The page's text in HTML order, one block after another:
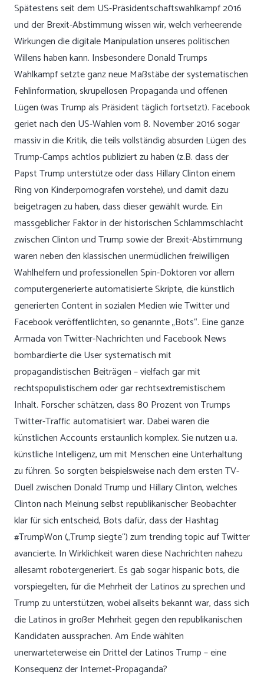
Spätestens seit dem US-Präsidentschaftswahlkampf 2016
und der Brexit-Abstimmung wissen wir, welch verheerende
Wirkungen die digitale Manipulation unseres politischen
Willens haben kann. Insbesondere Donald Trumps
Wahlkampf setzte ganz neue Maßstäbe der systematischen
Fehlinformation, skrupellosen Propaganda und offenen
Lügen (was Trump als Präsident täglich fortsetzt). Facebook
geriet nach den US-Wahlen vom 8. November 2016 sogar
massiv in die Kritik, die teils vollständig absurden Lügen des
Trump-Camps achtlos publiziert zu haben (z.B. dass der
Papst Trump unterstütze oder dass Hillary Clinton einem
Ring von Kinderpornografen vorstehe), und damit dazu
beigetragen zu haben, dass dieser gewählt wurde. Ein
massgeblicher Faktor in der historischen Schlammschlacht
zwischen Clinton und Trump sowie der Brexit-Abstimmung
waren neben den klassischen unermüdlichen freiwilligen
Wahlhelfern und professionellen Spin-Doktoren vor allem
computergenerierte automatisierte Skripte, die künstlich
generierten Content in sozialen Medien wie Twitter und
Facebook veröffentlichten, so genannte „Bots“. Eine ganze
Armada von Twitter-Nachrichten und Facebook News
bombardierte die User systematisch mit
propagandistischen Beiträgen – vielfach gar mit
rechtspopulistischem oder gar rechtsextremistischem
Inhalt. Forscher schätzen, dass 80 Prozent von Trumps
Twitter-Traffic automatisiert war. Dabei waren die
künstlichen Accounts erstaunlich komplex. Sie nutzen u.a.
künstliche Intelligenz, um mit Menschen eine Unterhaltung
zu führen. So sorgten beispielsweise nach dem ersten TV-
Duell zwischen Donald Trump und Hillary Clinton, welches
Clinton nach Meinung selbst republikanischer Beobachter
klar für sich entscheid, Bots dafür, dass der Hashtag
#TrumpWon („Trump siegte“) zum trending topic auf Twitter
avancierte. In Wirklichkeit waren diese Nachrichten nahezu
allesamt robotergeneriert. Es gab sogar hispanic bots, die
vorspiegelten, für die Mehrheit der Latinos zu sprechen und
Trump zu unterstützen, wobei allseits bekannt war, dass sich
die Latinos in großer Mehrheit gegen den republikanischen
Kandidaten aussprachen. Am Ende wählten
unerwarteterweise ein Drittel der Latinos Trump – eine
Konsequenz der Internet-Propaganda?